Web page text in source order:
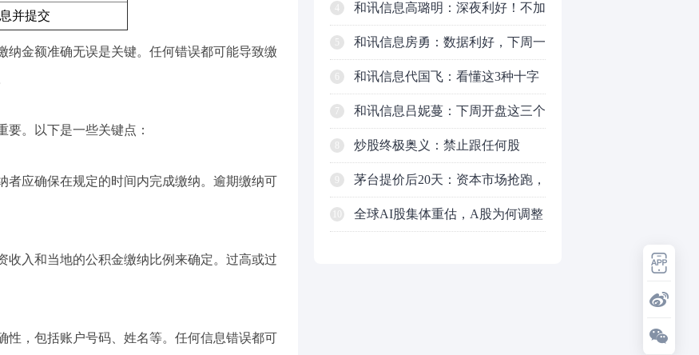
并提交
纳金额准确无误是关键。任何错误都可能导致缴
。以下是一些关键点：
者应确保在规定的时间内完成缴纳。逾期缴纳可
收入和当地的公积金缴纳比例来确定。过高或过
性，包括账户号码、姓名等。任何信息错误都可
空怎么办？结构性回补！
和讯信息高璐明：深夜利好！不加
息了？周一还能涨吗？
5 和讯信息房勇：数据利好，下周一
应对方案
和讯信息代国飞：看懂这3种十字
星k线形态
7 和讯信息吕妮蔓：下周开盘这三个
方向，还有仓位的朋友一定要拿稳
了
炒股终极奥义：禁止跟任何股
票“谈恋爱”
茅台提价后20天：资本市场抢跑，
磨底属于现实
全球AI股集体重估，A股为何调整